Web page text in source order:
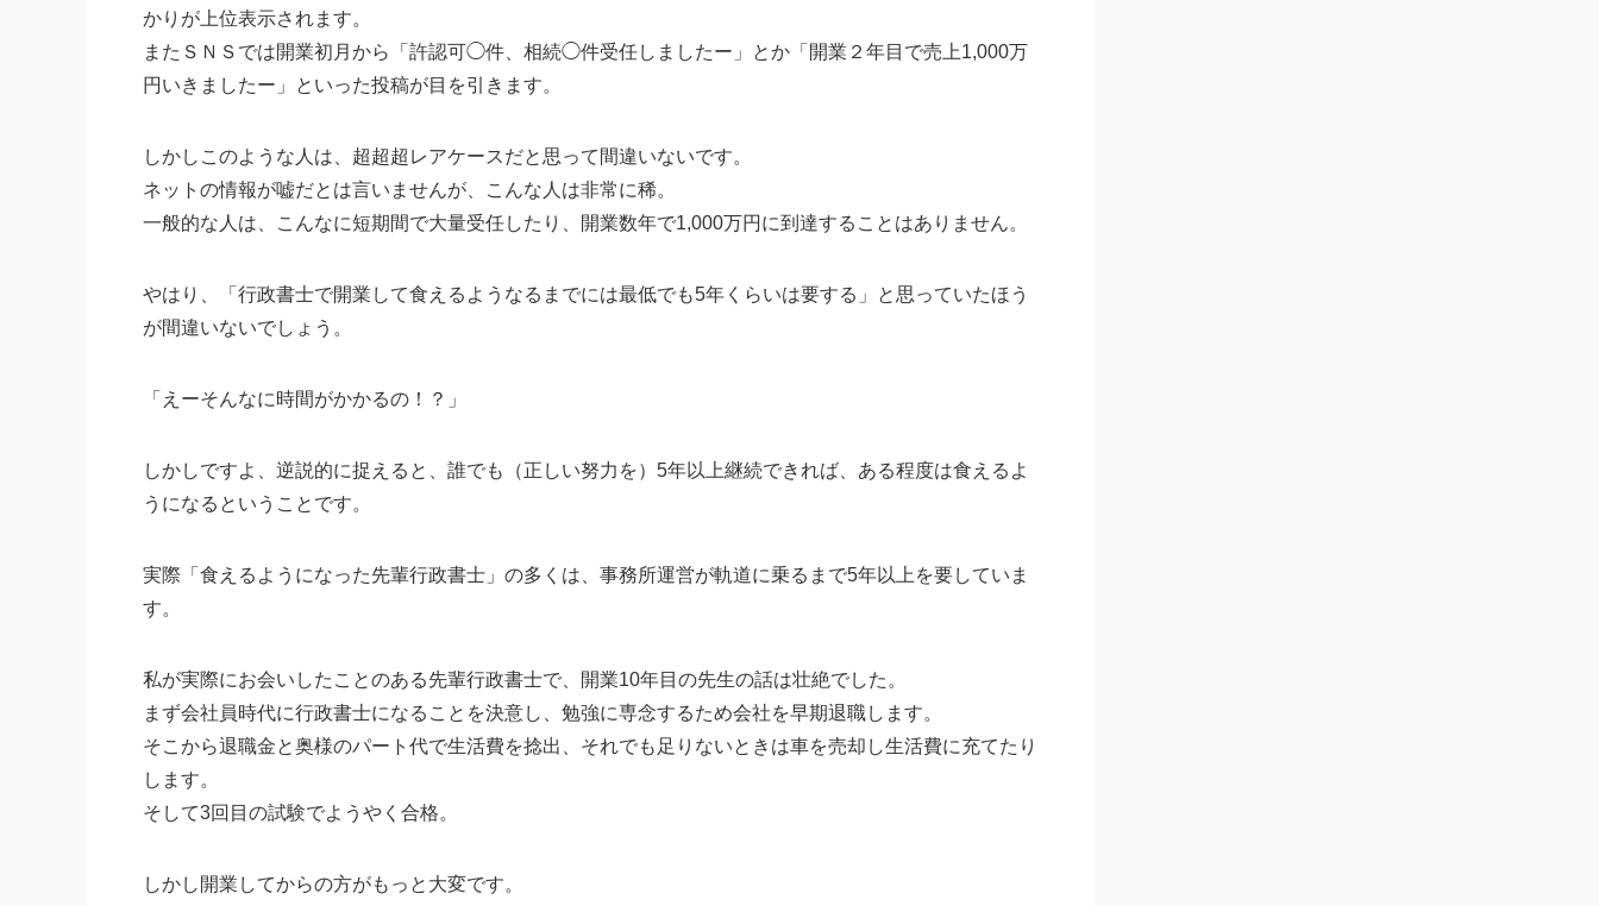
かりが上位表示されます。
またＳＮＳでは開業初月から「許認可◯件、相続◯件受任しましたー」とか「開業２年目で売上1,000万
円いきましたー」といった投稿が目を引きます。
しかしこのような人は、超超超レアケースだと思って間違いないです。
ネットの情報が嘘だとは言いませんが、こんな人は非常に稀。
一般的な人は、こんなに短期間で大量受任したり、開業数年で1,000万円に到達することはありません。
やはり、「行政書士で開業して食えるようなるまでには最低でも5年くらいは要する」と思っていたほう
が間違いないでしょう。
「えーそんなに時間がかかるの！？」
しかしですよ、逆説的に捉えると、誰でも（正しい努力を）5年以上継続できれば、ある程度は食えるよ
うになるということです。
実際「食えるようになった先輩行政書士」の多くは、事務所運営が軌道に乗るまで5年以上を要していま
す。
私が実際にお会いしたことのある先輩行政書士で、開業10年目の先生の話は壮絶でした。
まず会社員時代に行政書士になることを決意し、勉強に専念するため会社を早期退職します。
そこから退職金と奥様のパート代で生活費を捻出、それでも足りないときは車を売却し生活費に充てたり
します。
そして3回目の試験でようやく合格。
しかし開業してからの方がもっと大変です。